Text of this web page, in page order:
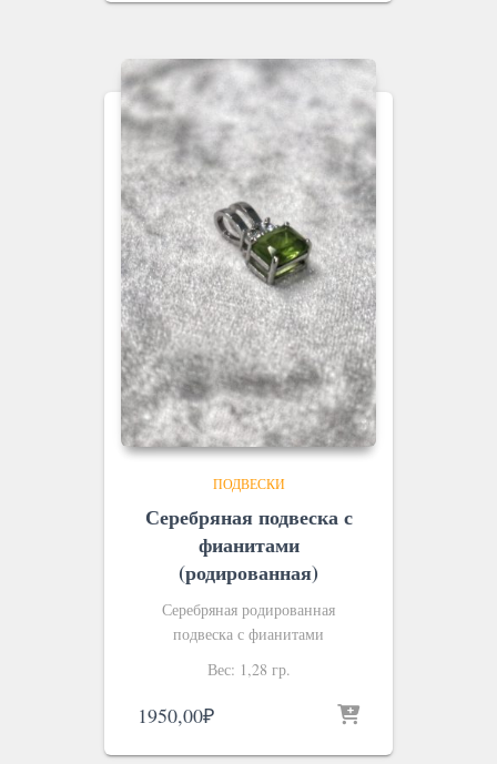
ПОДВЕСКИ
Серебряная подвеска с
фианитами
(родированная)
Серебряная родированная
подвеска с фианитами
Вес: 1,28 гр.
1950,00₽